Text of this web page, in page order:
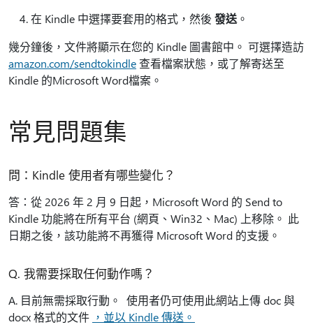
在 Kindle 中選擇要套用的格式，然後 發送 。
幾分鐘後，文件將顯示在您的 Kindle 圖書館中。 可選擇造訪
amazon.com/sendtokindle 查看檔案狀態，或了解寄送至
Kindle 的Microsoft Word檔案。
常見問題集
問：Kindle 使用者有哪些變化？
答：從 2026 年 2 月 9 日起，Microsoft Word 的 Send to
Kindle 功能將在所有平台 (網頁、Win32、Mac) 上移除。 此
日期之後，該功能將不再獲得 Microsoft Word 的支援。
Q. 我需要採取任何動作嗎？
A. 目前無需採取行動。 使用者仍可使用此網站上傳 doc 與
docx 格式的文件 ，並以 Kindle 傳送。